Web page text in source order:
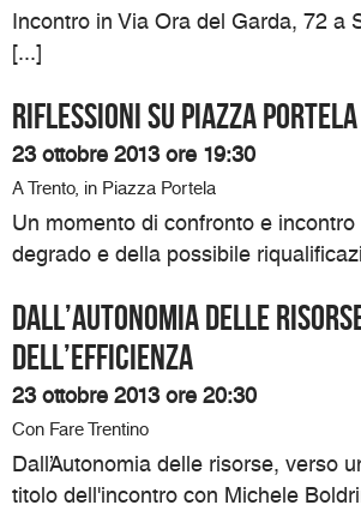
Incontro in Via Ora del Garda, 72 a
[...]
RIFLESSIONI SU PIAZZA PORTELA
23 ottobre 2013 ore 19:30
A Trento, in Piazza Portela
Un momento di confronto e
degrado e della possibile
Dall’Autonomia delle
dell’efficienza
23 ottobre 2013 ore 20:30
Con Fare Trentino
Dall’Autonomia delle risorse, verso
titolo dell'incontro con Michele